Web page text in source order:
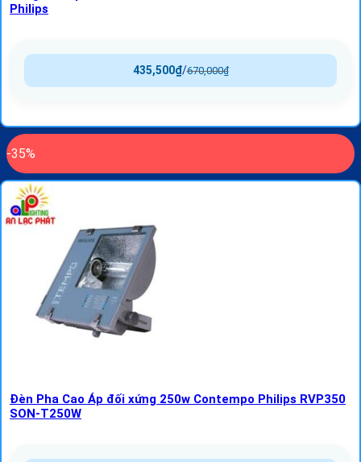
Philips
670,000₫
/
435,500₫
-35%
Đèn Pha Cao Áp đối xứng 250w Contempo Philips RVP350
SON-T250W